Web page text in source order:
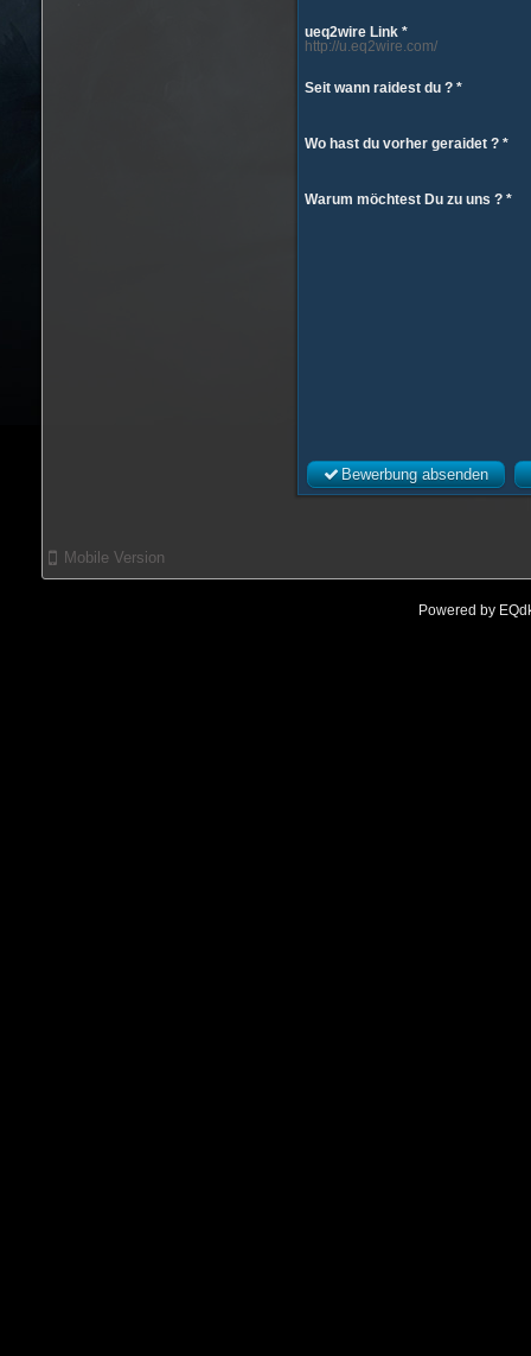
ueq2wire Link *
http://u.eq2wire.com/
Seit wann raidest du ? *
Wo hast du vorher geraidet ? *
Warum möchtest Du zu uns ? *
Bewerbung absenden
Mobile Version
Powered by